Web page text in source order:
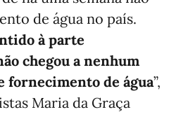
de água no país.
à parte
chegou a nenhum
fornecimento de água”,
Maria da Graça